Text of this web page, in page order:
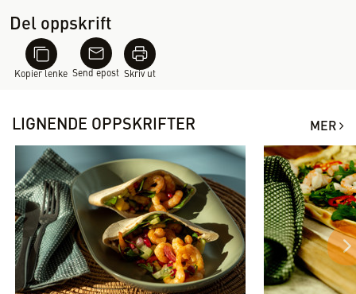
Del oppskrift
Kopier lenke Send epost Skriv ut
LIGNENDE OPPSKRIFTER MER